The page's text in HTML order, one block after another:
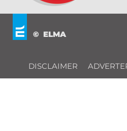
© ELMA
DISCLAIMER